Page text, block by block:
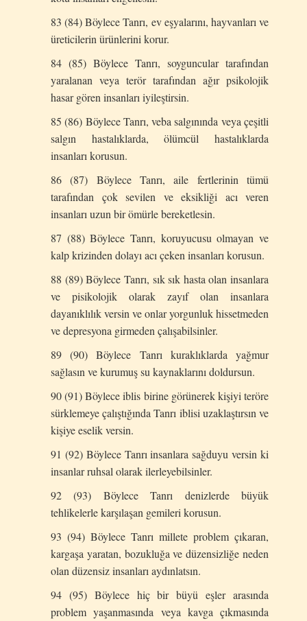
83 (84) Böylece Tanrı, ev eşyalarını, hayvanları ve
üreticilerin ürünlerini korur.
84 (85) Böylece Tanrı, soyguncular tarafından
yaralanan veya terör tarafından ağır psikolojik
hasar gören insanları iyileştirsin.
85 (86) Böylece Tanrı, veba salgınında veya çeşitli
salgın hastalıklarda, ölümcül hastalıklarda
insanları korusun.
86 (87) Böylece Tanrı, aile fertlerinin tümü
tarafından çok sevilen ve eksikliği acı veren
insanları uzun bir ömürle bereketlesin.
87 (88) Böylece Tanrı, koruyucusu olmayan ve
kalp krizinden dolayı acı çeken insanları korusun.
88 (89) Böylece Tanrı, sık sık hasta olan insanlara
ve pisikolojik olarak zayıf olan insanlara
dayanıklılık versin ve onlar yorgunluk hissetmeden
ve depresyona girmeden çalışabilsinler.
89 (90) Böylece Tanrı kuraklıklarda yağmur
sağlasın ve kurumuş su kaynaklarını doldursun.
90 (91) Böylece iblis birine görünerek kişiyi teröre
sürklemeye çalıştığında Tanrı iblisi uzaklaştırsın ve
kişiye eselik versin.
91 (92) Böylece Tanrı insanlara sağduyu versin ki
insanlar ruhsal olarak ilerleyebilsinler.
92 (93) Böylece Tanrı denizlerde büyük
tehlikelerle karşılaşan gemileri korusun.
93 (94) Böylece Tanrı millete problem çıkaran,
kargaşa yaratan, bozukluğa ve düzensizliğe neden
olan düzensiz insanları aydınlatsın.
94 (95) Böylece hiç bir büyü eşler arasında
problem yaşanmasında veya kavga çıkmasında